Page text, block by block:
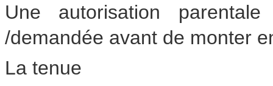
Une autorisation
/demandée avant de monter
La tenue